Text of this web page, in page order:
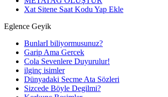
Xat Sitene Saat Kodu Yap Ekle
Eglence Geyik
BunlarI biliyormusunuz?
Garip Ama Gercek
Cola Sevenlere Duyurulur!
ilginç isimler
Dünyadaki Secme Ata Sözleri
Sizcede Böyle Degilmi?